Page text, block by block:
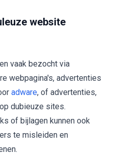
website
vaak bezocht via
webpagina's, advertenties
adware, of advertenties,
dubieuze sites.
of bijlagen kunnen ook
te misleiden en